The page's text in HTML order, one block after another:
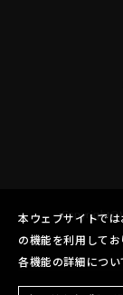
本ウェブサイトで
の機能を利用してお
各機能の詳細につ